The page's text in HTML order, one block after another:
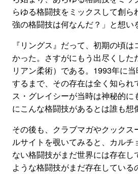
らゆる格闘技をミックスして創
強の格闘技は何なんだ？」と想い
『リングス』だって、初期の頃
かった。さすがにもう出尽くし
リアン柔術）である。1993年に
するまで、その存在は全く知ら
ス・グレイシーが当時は神秘的
にこんな格闘技があるとは誰も
その後も、クラブマガやクック
ルサイトを覗いてみると、カル
ない格闘技がまだ世界には存在
ような格闘技がまだ存在してい